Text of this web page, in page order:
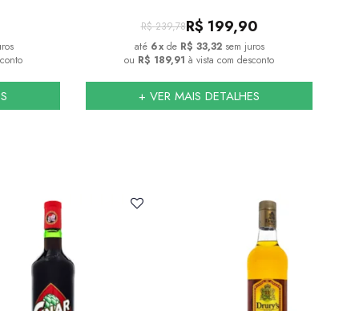
R$ 239,78R$ 199,90
6x de R$ 33,32 sem juros
ou R$ 189,91 à vista com desconto
+ VER MAIS DETALHES